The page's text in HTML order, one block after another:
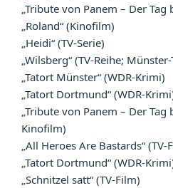
„Tribute von Panem – Der Tag
„Roland“ (Kinofilm)
„Heidi“ (TV-Serie)
„Wilsberg“ (TV-Reihe; Münster-
„Tatort Münster“ (WDR-Krimi)
„Tatort Dortmund“ (WDR-
„Tribute von Panem – Der
Kinofilm)
„All Heroes Are Bastards“ (TV-
„Tatort Dortmund“ (WDR-
„Schnitzel satt“ (TV-Film)